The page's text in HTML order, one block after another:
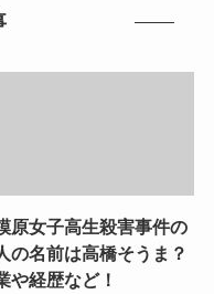
原女子高生殺害事件の
の名前は高橋そうま？
や経歴など！